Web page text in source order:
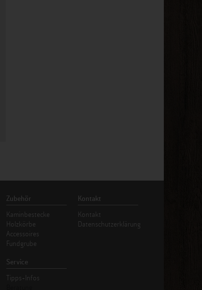
Zubehör
Kaminbestecke
Holzkörbe
Accessoires
Fundgrube
Service
Tipps+Infos
Kontakt
Kontakt
Datenschutzerklärung